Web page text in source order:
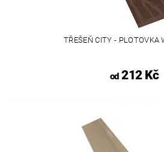
TŘEŠEŇ CITY - PLOTOVKA
od212 Kč